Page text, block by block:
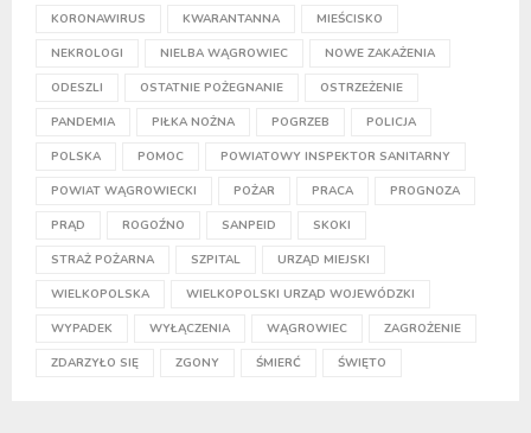
KORONAWIRUS KWARANTANNA MIEŚCISKO
NEKROLOGI NIELBA WĄGROWIEC NOWE ZAKAŻENIA
ODESZLI OSTATNIE POŻEGNANIE OSTRZEŻENIE
PANDEMIA PIŁKA NOŻNA POGRZEB POLICJA
POLSKA POMOC POWIATOWY INSPEKTOR SANITARNY
POWIAT WĄGROWIECKI POŻAR PRACA PROGNOZA
PRĄD ROGOŹNO SANPEID SKOKI
STRAŻ POŻARNA SZPITAL URZĄD MIEJSKI
WIELKOPOLSKA WIELKOPOLSKI URZĄD WOJEWÓDZKI
WYPADEK WYŁĄCZENIA WĄGROWIEC ZAGROŻENIE
ZDARZYŁO SIĘ ZGONY ŚMIERĆ ŚWIĘTO